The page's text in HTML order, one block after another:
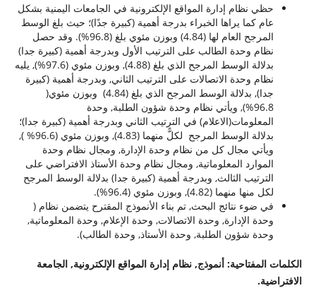
حظي نظام إدارة المواقع الإلكترونية في الجامعات اليمنية بشكل
عام كما يراها الخبراء بدرجة أهمية (كبيرة جدًا)؛ حيث بلغ الوسط
المرجح العام لها (4.84) وبوزن مئوي بلغ (96.8%). وقد حصل
نظام وحدة الطالب على الترتيب الأول وبدرجة أهمية (كبيرة جدا)
بدلالة الوسط المرجح الذي بلغ (4.88), وبوزن مئوي (97.6%), يليه
نظام وحدة الاتصالات على الترتيب الثاني, وبدرجة أهمية (كبيرة
جدا), بدلالة الوسط المرجح الذي بلغ (4.84) وبوزن مئوي(
96.8%), ويأتي نظام وحدة شؤون الطلبة, وحدة
المعلومات(الاعلام) في الترتيب الثاني وبدرجة أهمية (كبيرة جدا)؛
بدلالة الوسط المرجح لكلًّ منهما (4.83), وبوزن مئوي (96.6% ),
ويأتي مجال كل من نظام وحدة الإدارة, ومجال نظام وحدة
الموارد المعلوماتية, ومجال نظام وحدة الأستاذ الافتراضي على
الترتيب الثالث, وبدرجة أهمية (كبيرة جدا) بدلالة الوسط المرجح
لكل منها منهما (4.82), وبوزن مئوي (96.4%).
في ضوء نتائج البحث, تم بناء الأنموذج المقترح يتضمن نظام (
وحدة الإدارة, وحدة الاتصالات, وحدة الإعلام, وحدة المعلوماتية,
وحدة شؤون الطلبة, وحدة الأستاذ, وحدة الطالب).
الكلمات المفتاحية: أنموذج, نظام إدارة المواقع الإلكترونية, الجامعة
الافتراضية.